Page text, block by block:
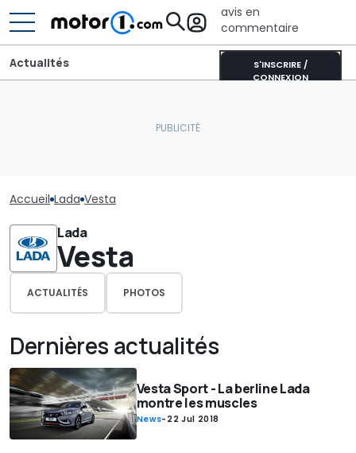
avis en
commentaire
S'INSCRIRE /
CONNEXION
Actualités
Accueil Lada Vesta
Lada
Vesta
ACTUALITÉS PHOTOS
Dernières actualités
Vesta Sport - La berline Lada
montre les muscles
News- 22 Jul 2018